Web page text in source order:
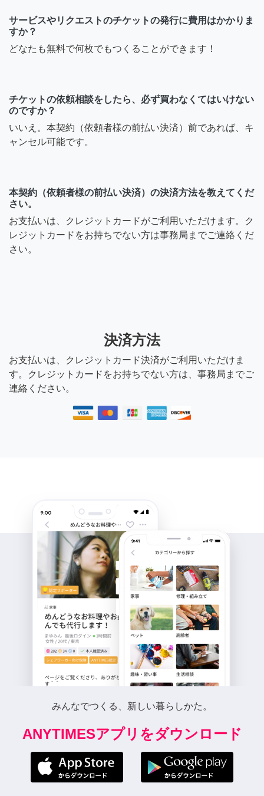
サービスやリクエストのチケットの発行に費用はかかりま
すか？
どなたも無料で何枚でもつくることができます！
チケットの依頼相談をしたら、必ず買わなくてはいけない
のですか？
いいえ。本契約（依頼者様の前払い決済）前であれば、キ
ャンセル可能です。
本契約（依頼者様の前払い決済）の決済方法を教えてくだ
さい。
お支払いは、クレジットカードがご利用いただけます。ク
レジットカードをお持ちでない方は事務局までご連絡くだ
さい。
決済方法
お支払いは、クレジットカード決済がご利用いただけま
す。クレジットカードをお持ちでない方は、事務局までご
連絡ください。
みんなでつくる、新しい暮らしかた。
ANYTIMESアプリをダウンロード